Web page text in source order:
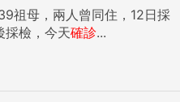
祖母，兩人曾同住，12日採
採檢，今天確診...